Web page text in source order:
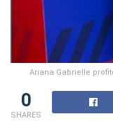
Ariana Gabrielle
0
SHARES